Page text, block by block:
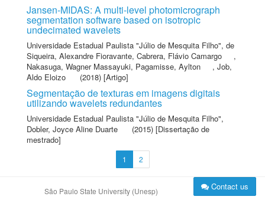
Jansen-MIDAS: A multi-level photomicrograph
segmentation software based on isotropic
undecimated wavelets
Universidade Estadual Paulista "Júlio de Mesquita Filho", de
Siqueira, Alexandre Fioravante, Cabrera, Flávio Camargo
,
Nakasuga, Wagner Massayuki, Pagamisse, Aylton , Job,
Aldo Eloizo
(2018) [Artigo]
Segmentação de texturas em imagens digitais
utilizando wavelets redundantes
Universidade Estadual Paulista "Júlio de Mesquita Filho",
Dobler, Joyce Aline Duarte
(2015) [Dissertação de
mestrado]
1 2
São Paulo State University (Unesp) Contact us